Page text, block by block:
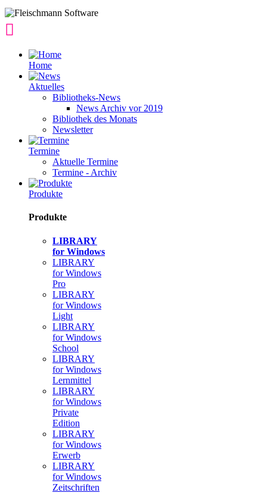
Home
Aktuelles
Bibliotheks-News
News Archiv vor 2019
Bibliothek des Monats
Newsletter
Termine
Aktuelle Termine
Termine - Archiv
Produkte
Produkte
LIBRARY
for Windows
LIBRARY
for Windows
Pro
LIBRARY
for Windows
Light
LIBRARY
for Windows
School
LIBRARY
for Windows
Lernmittel
LIBRARY
for Windows
Private
Edition
LIBRARY
for Windows
Erwerb
LIBRARY
for Windows
Zeitschriften